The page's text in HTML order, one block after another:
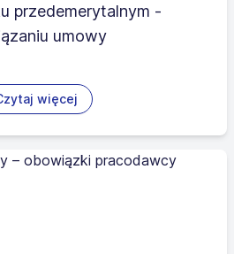
przedemerytalnym -
umowy
więcej